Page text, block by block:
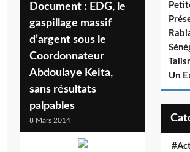
Document : EDG, le
gaspillage massif
d’argent sous le
Coordonnateur
Abdoulaye Keita,
sans résultats
palpables
8 Mars 2014
Un